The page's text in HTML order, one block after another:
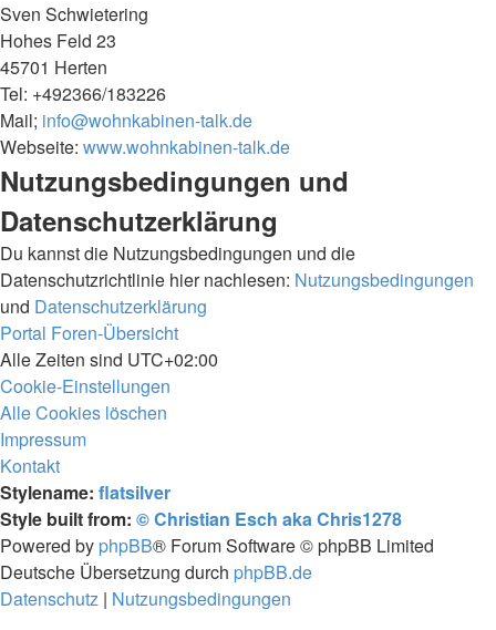
Sven Schwietering
Hohes Feld 23
45701 Herten
Tel: +492366/183226
Mail; info@wohnkabinen-talk.de
Webseite: www.wohnkabinen-talk.de
Nutzungsbedingungen und
Datenschutzerklärung
Du kannst die Nutzungsbedingungen und die
Datenschutzrichtlinie hier nachlesen: Nutzungsbedingungen
und Datenschutzerklärung
Portal Foren-Übersicht
Alle Zeiten sind UTC+02:00
Cookie-Einstellungen
Alle Cookies löschen
Impressum
Kontakt
Stylename: flatsilver
Style built from: © Christian Esch aka Chris1278
Powered by phpBB® Forum Software © phpBB Limited
Deutsche Übersetzung durch phpBB.de
Datenschutz | Nutzungsbedingungen